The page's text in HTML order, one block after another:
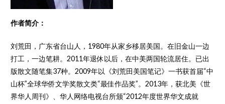
作者简介：
刘荒田，广东省台山人，1980年从家乡移居美国。在旧金山一边
打工，一边笔耕。2011年退休以后，在中美两国轮流居住。已出
版散文随笔集37种。2009年以《刘荒田美国笔记》一书获首届“中
山杯”全球华侨文学奖散文类“最佳作品奖”。2013年，获北美《世
界华人周刊》、华人网络电视台所颁“2012年度世界华文成就